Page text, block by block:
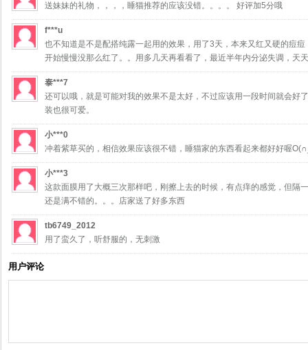
送妹妹的礼物，，，，睡猫推荐的应该没错。。。。 好评加5分哦
f***u
也不知道是不是配搭纯露一起用的效果，用了3天，本来又红又硬的痘
开始慢慢没那么红了。。用多几天再看看了，最近半年内分泌失调，天
泰***7
还可以哦，就是可能对我的效果不是太好，不过应该用一段时间就会好
装也很可爱。
小***0
冲着紫草买的，相信效果应该很不错，睡猫家的东西看起来都好好喔
小***3
这款面膜用了大概三次那样吧，刚擦上去的时候，有点痒的感觉，但隔
还是满不错的。。。店家送了好多东西
tb6749_2012
用了蛮久了，听舒服的，无刺激
用户评论